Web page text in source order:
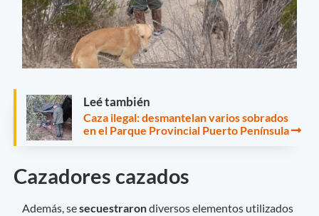
Leé también
Caza ilegal: desmantelan varios sobrados
en el Parque Provincial Puerto Península
Cazadores cazados
Además, sesecuestrarondiversos elementos utilizados